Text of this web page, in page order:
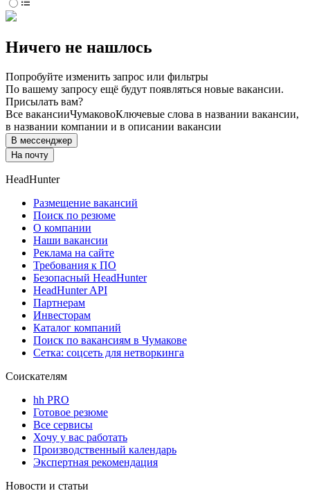
Ничего не нашлось
Попробуйте изменить запрос или фильтры
По вашему запросу ещё будут появляться новые вакансии.
Присылать вам?
Все вакансииЧумаковоКлючевые слова в названии вакансии,
в названии компании и в описании вакансии
В мессенджер
На почту
HeadHunter
Размещение вакансий
Поиск по резюме
О компании
Наши вакансии
Реклама на сайте
Требования к ПО
Безопасный HeadHunter
HeadHunter API
Партнерам
Инвесторам
Каталог компаний
Поиск по вакансиям в Чумакове
Сетка: соцсеть для нетворкинга
Соискателям
hh PRO
Готовое резюме
Все сервисы
Хочу у вас работать
Производственный календарь
Экспертная рекомендация
Новости и статьи